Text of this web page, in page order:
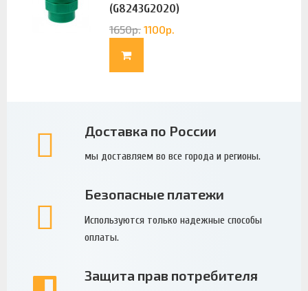
(G8243G2020)
1650р. 1100р.
Доставка по России
мы доставляем во все города и регионы.
Безопасные платежи
Используются только надежные способы
оплаты.
Защита прав потребителя